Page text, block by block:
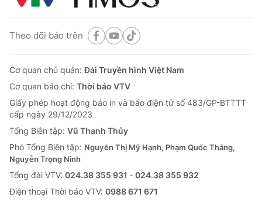
Theo dõi báo trên
Cơ quan chủ quản:Đài Truyền hình Việt Nam
Cơ quan báo chí: Thời báo VTV
Giấy phép hoạt động báo in và báo điện tử số 483/GP-BTTTT
cấp ngày 29/12/2023
Tổng Biên tập: Vũ Thanh Thủy
Phó Tổng Biên tập: Nguyễn Thị Mỹ Hạnh, Phạm Quốc Thắng,
Nguyễn Trọng Ninh
Tổng đài VTV: 024.38 355 931 - 024.38 355 932
Ðiện thoại Thời báo VTV: 0988 671 671